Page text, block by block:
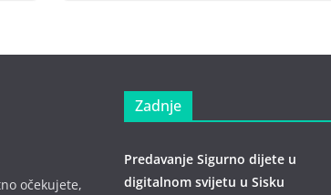
očekujete,
Zadnje
Predavanje Sigurno dijete u
digitalnom svijetu u Sisku